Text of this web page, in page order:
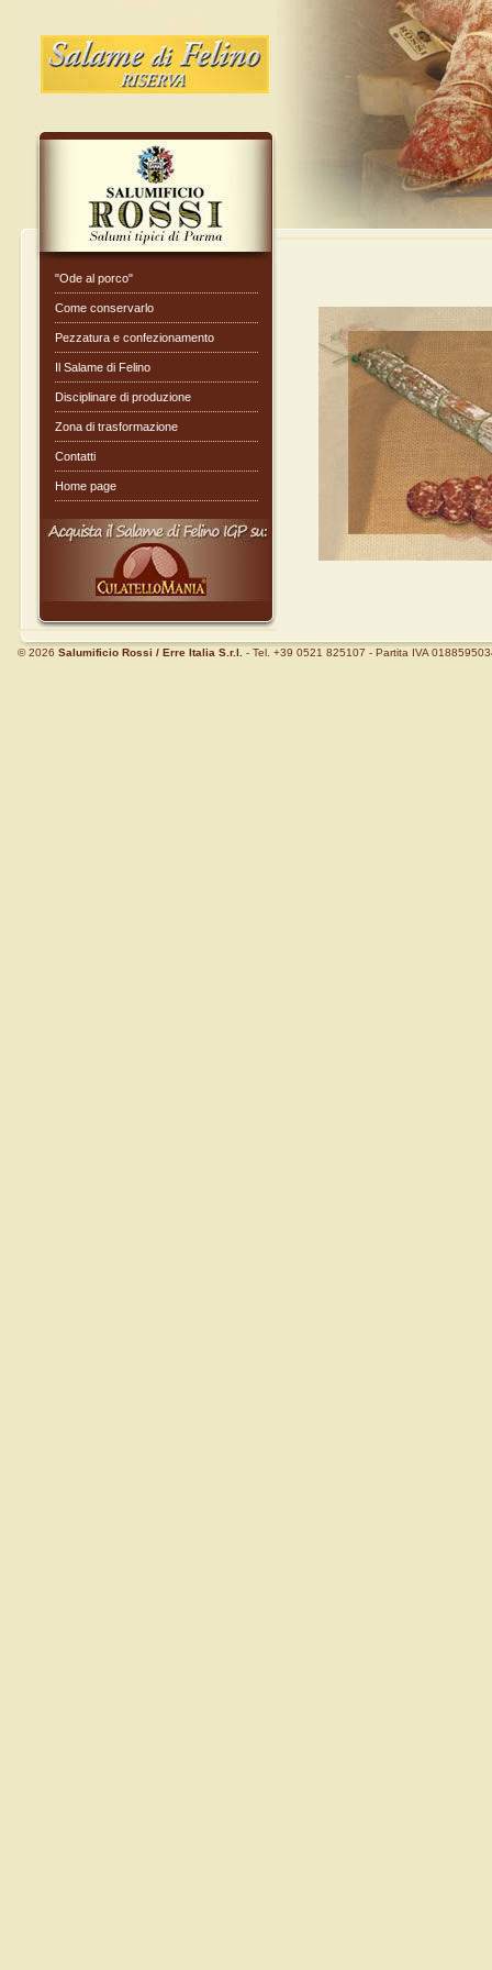
"Ode al porco"
Come conservarlo
Pezzatura e confezionamento
Il Salame di Felino
Disciplinare di produzione
Zona di trasformazione
Contatti
Home page
© 2026 Salumificio Rossi / Erre Italia S.r.l. - Tel. +39 0521 825107 - Partita IVA